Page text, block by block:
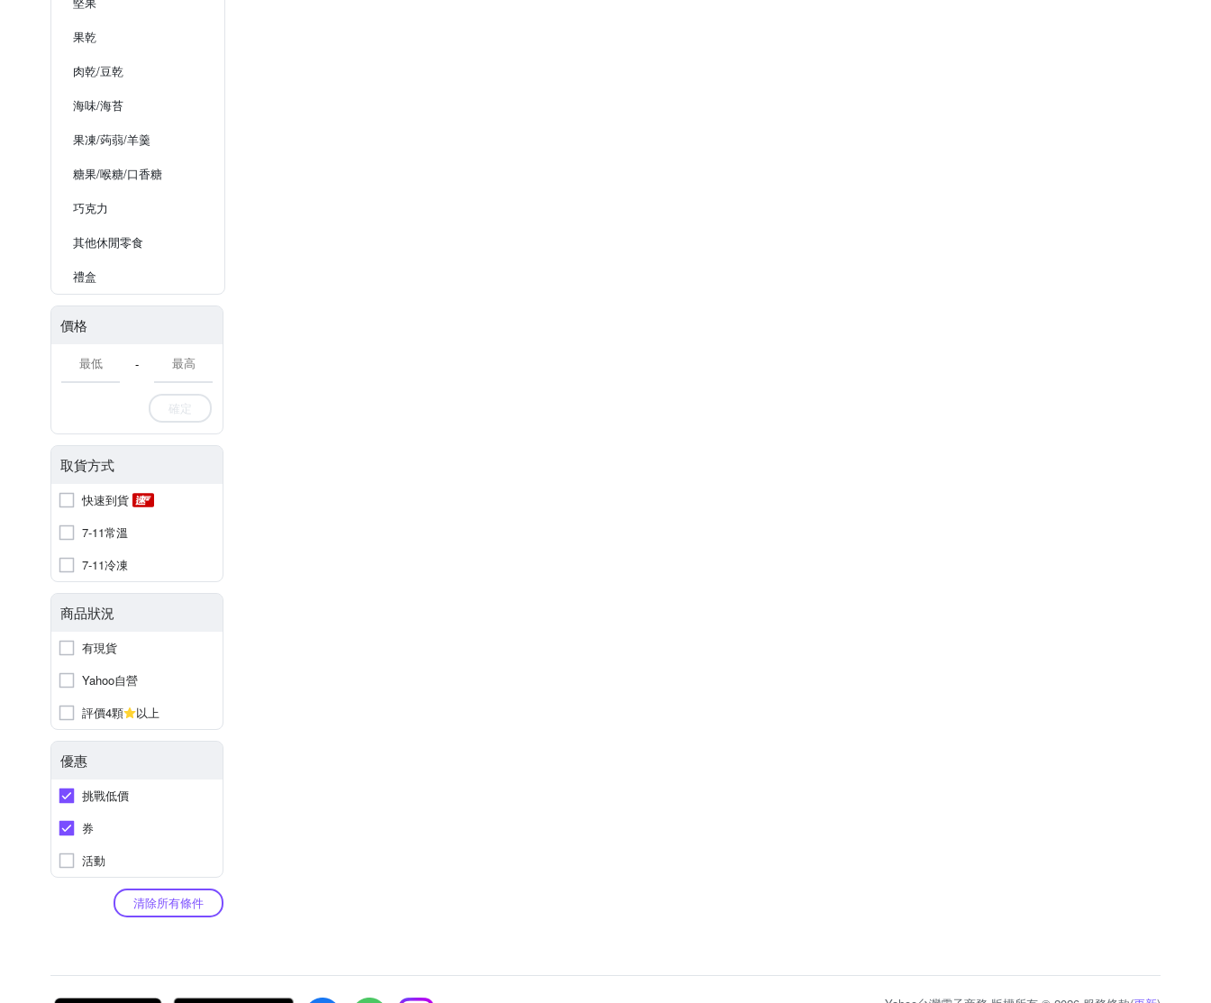
果乾
肉乾/豆乾
海味/海苔
果凍/蒟蒻/羊羹
糖果/喉糖/口香糖
巧克力
其他休閒零食
禮盒
價格
-
確定
取貨方式
快速到貨
7-11常溫
7-11冷凍
商品狀況
有現貨
Yahoo自營
評價4顆
以上
優惠
挑戰低價
券
活動
清除所有條件